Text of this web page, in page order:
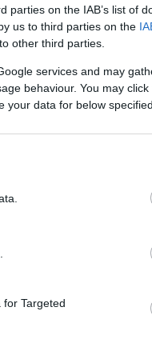
parties on the IAB’s list of
us to third parties on the
other third parties.
services and may
behaviour. You may
your data for below
Targeted
βάνες,
Siemens